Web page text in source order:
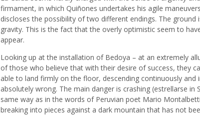
firmament, in which Quiñones undertakes his agile
discloses the possibility of two different endings. The
gravity. This is the fact that the overly optimistic seem to
appear.
Looking up at the installation of Bedoya – at an extremely
of those who believe that with their desire of success, they
able to land firmly on the floor, descending continuously
absolutely wrong. The main danger is crashing (estrellarse
same way as in the words of Peruvian poet Mario
breaking into pieces against a dark mountain that has not